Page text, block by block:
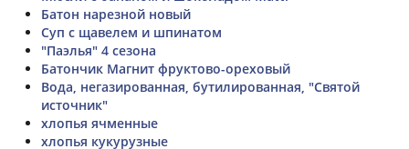
Батон нарезной новый
Суп с щавелем и шпинатом
"Паэлья" 4 сезона
Батончик Магнит фруктово-ореховый
Вода, негазированная, бутилированная, "Святой
источник"
хлопья ячменные
хлопья кукурузные